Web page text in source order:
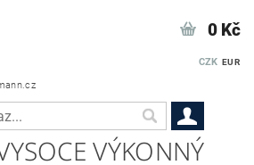
CZK EUR
0 Kč
VÝKONNÝ